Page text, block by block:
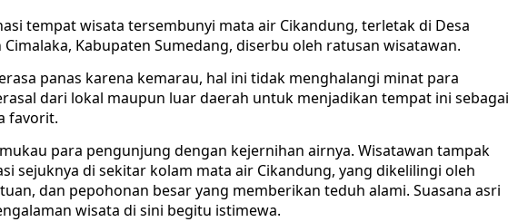
tempat wisata tersembunyi mata air Cikandung, terletak di Desa
Kabupaten Sumedang, diserbu oleh ratusan wisatawan.
panas karena kemarau, hal ini tidak menghalangi minat para
dari lokal maupun luar daerah untuk menjadikan tempat ini sebagai
favorit.
para pengunjung dengan kejernihan airnya. Wisatawan tampak
sejuknya di sekitar kolam mata air Cikandung, yang dikelilingi oleh
dan pepohonan besar yang memberikan teduh alami. Suasana asri
wisata di sini begitu istimewa.